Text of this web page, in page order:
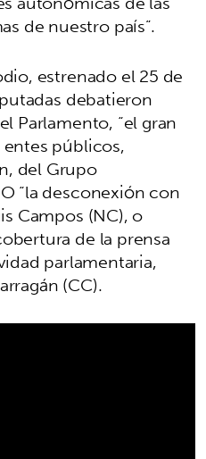
de nuestro país”.
estrenado el 25 de
debatieron
Parlamento, “el gran
públicos,
del Grupo
“la desconexión con
Campos (NC), o
de la prensa
parlamentaria,
(CC).